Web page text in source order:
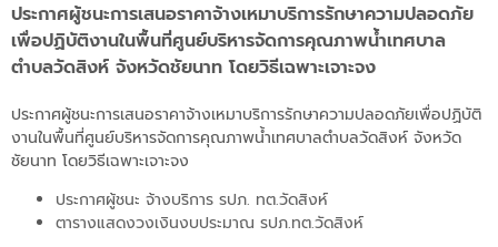
ประกาศผู้ชนะการเสนอราคาจ้างเหมาบริการรักษาความปลอดภัย
เพื่อปฏิบัติงานในพื้นที่ศูนย์บริหารจัดการคุณภาพน้ำเทศบาล
ตำบลวัดสิงห์ จังหวัดชัยนาท โดยวิธีเฉพาะเจาะจง
ประกาศผู้ชนะการเสนอราคาจ้างเหมาบริการรักษาความปลอดภัยเพื่อปฏิบัติ
งานในพื้นที่ศูนย์บริหารจัดการคุณภาพน้ำเทศบาลตำบลวัดสิงห์ จังหวัด
ชัยนาท โดยวิธีเฉพาะเจาะจง
ประกาศผู้ชนะ จ้างบริการ รปภ. ทต.วัดสิงห์
ตารางแสดงวงเงินงบประมาณ รปภ.ทต.วัดสิงห์